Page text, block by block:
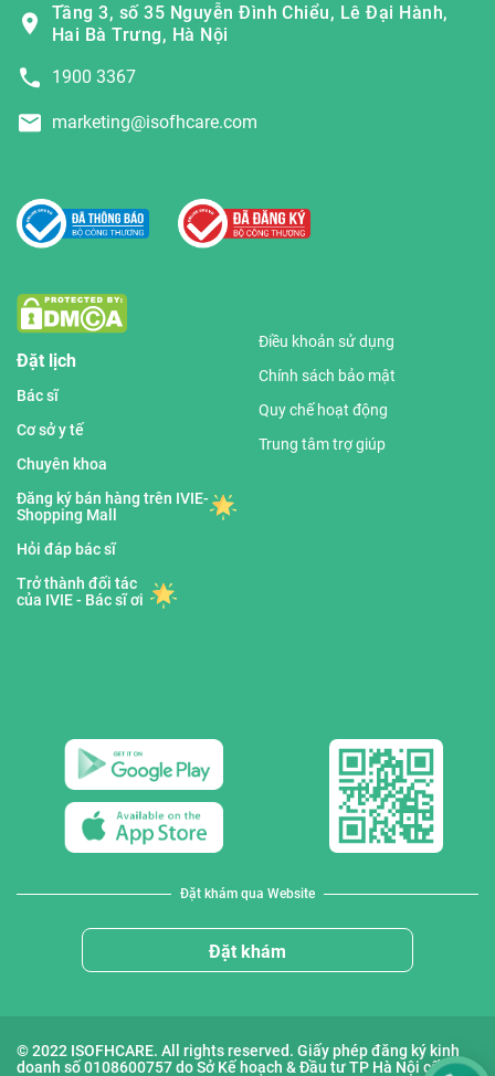
Tầng 3, số 35 Nguyễn Đình Chiểu, Lê Đại Hành,
Hai Bà Trưng, Hà Nội
1900 3367
marketing@isofhcare.com
Đặt lịch
Bác sĩ
Cơ sở y tế
Chuyên khoa
Đăng ký bán hàng trên IVIE-
Shopping Mall
Hỏi đáp bác sĩ
Trở thành đối tác
của IVIE - Bác sĩ ơi
Điều khoản sử dụng
Chính sách bảo mật
Quy chế hoạt động
Trung tâm trợ giúp
Đặt khám qua Website
Đặt khám
© 2022 ISOFHCARE. All rights reserved. Giấy phép đăng ký kinh
doanh số 0108600757 do Sở Kế hoạch & Đầu tư TP Hà Nội cấp lần